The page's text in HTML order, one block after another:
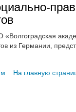
из Германии,
На главную